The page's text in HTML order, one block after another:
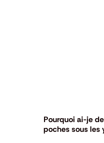
Pourquoi ai-je
poches sous les